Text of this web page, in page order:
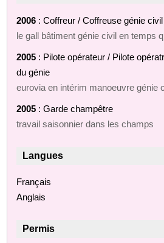
2006 : Coffreur / Coffreuse génie civil
le gall bâtiment génie civil en temps
2005 : Pilote opérateur / Pilote
du génie
eurovia en intérim manoeuvre génie
2005 : Garde champêtre
travail saisonnier dans les champs
Langues
Français
Anglais
Permis